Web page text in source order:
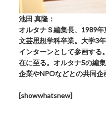
池田 真隆：
オルタナＳ編集長、1989
文芸思想学科卒業。大学3
インターンとして参画する
在に至る。オルタナSの編
企業やNPOなどとの共同企
[showwhatsnew]